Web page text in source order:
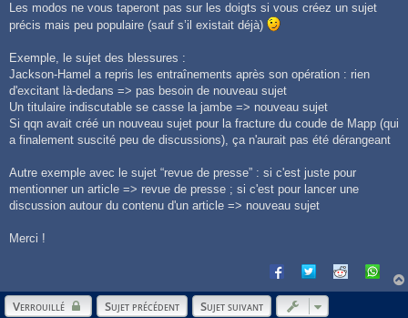
Les modos ne vous taperont pas sur les doigts si vous créez un sujet
précis mais peu populaire (sauf s’il existait déjà)
Exemple, le sujet des blessures :
Jackson-Hamel a repris les entraînements après son opération : rien
d'excitant là-dedans => pas besoin de nouveau sujet
Un titulaire indiscutable se casse la jambe => nouveau sujet
Si qqn avait créé un nouveau sujet pour la fracture du coude de Mapp (qui
a finalement suscité peu de discussions), ça n'aurait pas été dérangeant
Autre exemple avec le sujet “revue de presse” : si c'est juste pour
mentionner un article => revue de presse ; si c'est pour lancer une
discussion autour du contenu d'un article => nouveau sujet
Merci !
Verrouillé Sujet précédent Sujet suivant